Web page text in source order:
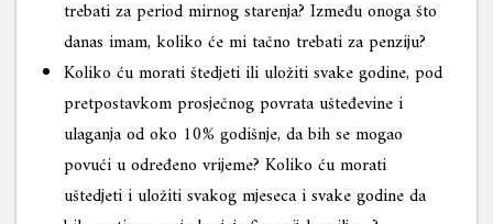
trebati za period mirnog starenja? Između onoga što
danas imam, koliko će mi tačno trebati za penziju?
Koliko ću morati štedjeti ili uložiti svake godine, pod
pretpostavkom prosječnog povrata ušteđevine i
ulaganja od oko 10% godišnje, da bih se mogao
povući u određeno vrijeme? Koliko ću morati
uštedjeti i uložiti svakog mjeseca i svake godine da